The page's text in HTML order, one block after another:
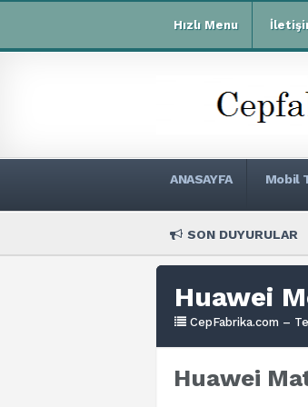
Hızlı Menu
ANASAYFA Mobil
SON DUYURULAR
Huawei
CepFabrika.com –
Huawei